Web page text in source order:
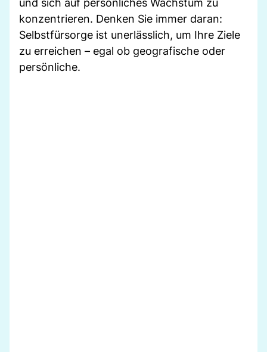
und sich auf persönliches Wachstum zu
konzentrieren. Denken Sie immer daran:
Selbstfürsorge ist unerlässlich, um Ihre Ziele
zu erreichen – egal ob geografische oder
persönliche.